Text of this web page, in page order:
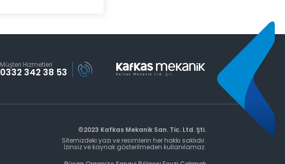
Müşteri Hizmetleri
0332 342 38 53
©2023 Kafkas Mekanik San. Tic. Ltd. Şti.
Sitemizdeki yazı ve resimlerin her hakkı saklıdır.
İzinsiz ve kaynak gösterilmeden kullanılamaz.